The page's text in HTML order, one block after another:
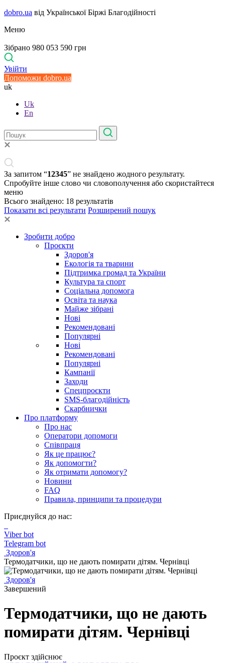
dobro.ua від Української Біржі Благодійності
Меню
Зібрано 980 053 590 грн
Увійти
Допоможи dobro.ua
uk
Uk
En
За запитом “12345” не знайдено жодного результату.
Спробуйте інше слово чи словополучення або скористайтеся
меню
Всього знайдено: 18 результатів
Показати всі результати Розширений пошук
Зробити добро
Проєкти
Здоров'я
Екологія та тварини
Підтримка громад та України
Культура та спорт
Соціальна допомога
Освіта та наука
Майже зібрані
Нові
Рекомендовані
Популярні
Нові
Рекомендовані
Популярні
Кампанії
Заходи
Спецпроєкти
SMS-благодійність
Скарбнички
Про платформу
Про нас
Оператори допомоги
Співпраця
Як це працює?
Як допомогти?
Як отримати допомогу?
Новини
FAQ
Правила, принципи та процедури
Приєднуйся до нас:
Viber bot
Telegram bot
Здоров'я
Термодатчики, що не дають помирати дітям. Чернівці
Здоров'я
Завершений
Термодатчики, що не дають
помирати дітям. Чернівці
Проєкт здійснює